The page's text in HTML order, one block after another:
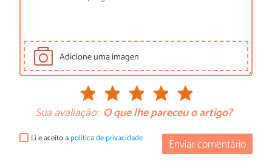
Adicione uma imagen
Sua avaliação: O que lhe pareceu o artigo?
Enviar comentário
Li e aceito apolítica de privacidade